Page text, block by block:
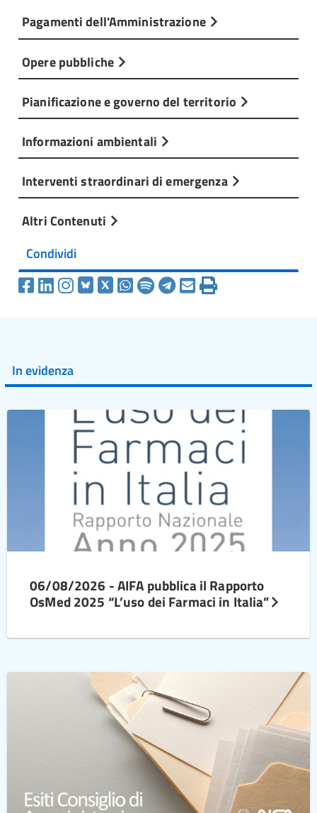
Pagamenti dell'Amministrazione
Opere pubbliche
Pianificazione e governo del territorio
Informazioni ambientali
Interventi straordinari di emergenza
Altri Contenuti
Condividi
In evidenza
06/08/2026 - AIFA pubblica il Rapporto
OsMed 2025 “L’uso dei Farmaci in Italia”